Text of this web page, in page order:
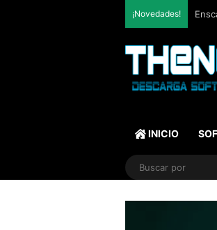
¡Novedades!
INICIO